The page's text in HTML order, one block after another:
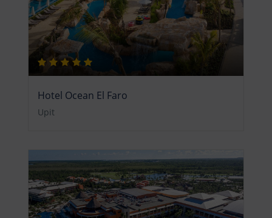
Hotel Ocean El Faro
Upit